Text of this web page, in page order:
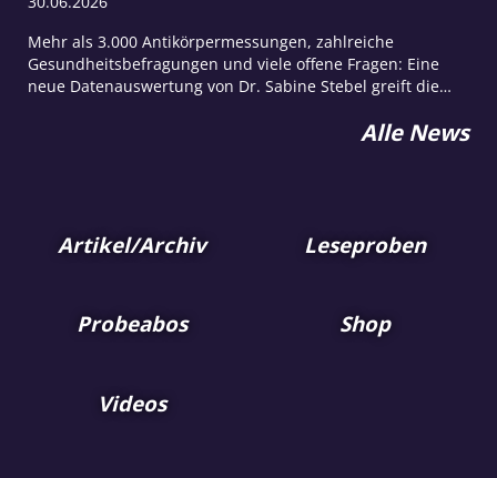
Mehr als 3.000 Antikörpermessungen, zahlreiche
Gesundheitsbefragungen und viele offene Fragen: Eine
neue Datenauswertung von Dr. Sabine Stebel greift die
Alle News
Artikel/Archiv Leseproben
Probeabos Shop
Videos